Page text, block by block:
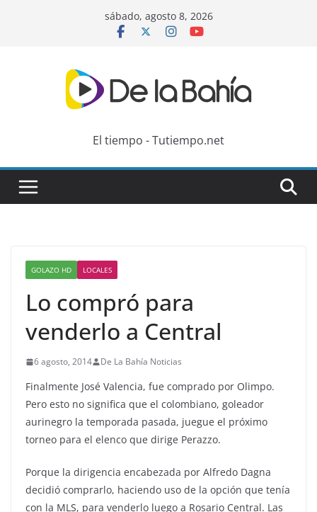
sábado, agosto 8, 2026
El tiempo - Tutiempo.net
GOLAZO HD LOCALES
Lo compró para
venderlo a Central
6 agosto, 2014 De La Bahía Noticias
Finalmente José Valencia, fue comprado por Olimpo.
Pero esto no significa que el colombiano, goleador
aurinegro la temporada pasada, juegue el próximo
torneo para el elenco que dirige Perazzo.
Porque la dirigencia encabezada por Alfredo Dagna
decidió comprarlo, haciendo uso de la opción que tenía
con la MLS, para venderlo luego a Rosario Central. Las